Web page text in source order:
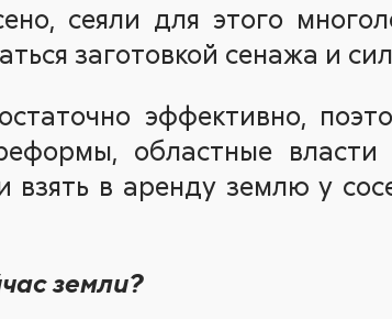
сеяли для этого
заготовкой сенажа и
эффективно,
областные
взять в аренду землю у
земли?